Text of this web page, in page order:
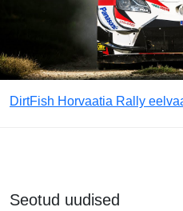
DirtFish Horvaatia Rally
Seotud uudised